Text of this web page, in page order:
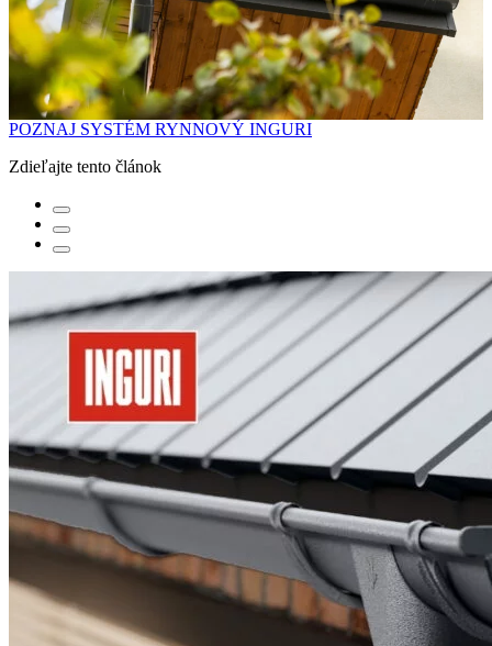
POZNAJ SYSTÉM RYNNOVÝ INGURI
Zdieľajte tento článok